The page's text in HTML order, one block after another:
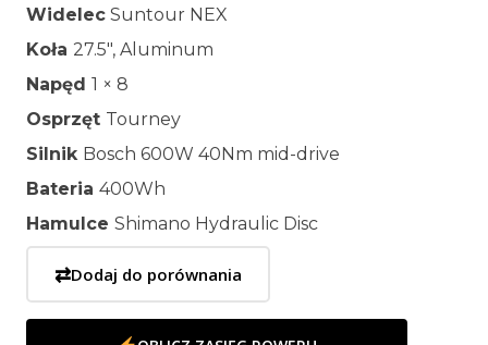
Widelec Suntour NEX
Koła 27.5″, Aluminum
Napęd 1 × 8
Osprzęt Tourney
Silnik Bosch 600W 40Nm mid-drive
Bateria 400Wh
Hamulce Shimano Hydraulic Disc
⇄Dodaj do porównania